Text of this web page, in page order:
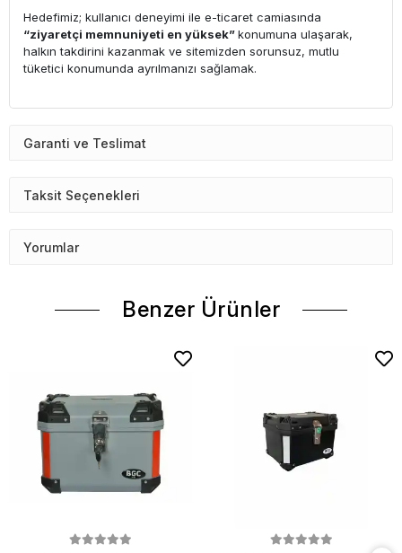
Hedefimiz; kullanıcı deneyimi ile e-ticaret camiasında
“ziyaretçi memnuniyeti en yüksek”konumuna ulaşarak,
halkın takdirini kazanmak ve sitemizden sorunsuz, mutlu
tüketici konumunda ayrılmanızı sağlamak.
Garanti ve Teslimat
Taksit Seçenekleri
Yorumlar
Benzer Ürünler